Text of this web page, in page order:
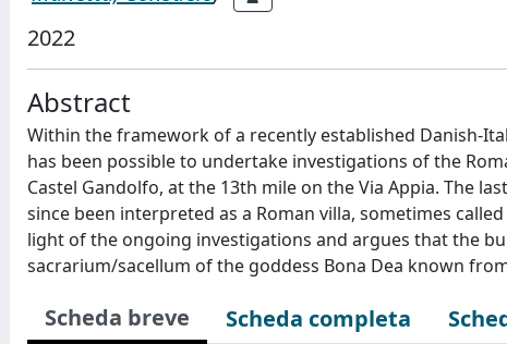
2022
Abstract
Within the framework of a recently established Danish-
has been possible to undertake investigations of the
Castel Gandolfo, at the 13th mile on the Via Appia. The
since been interpreted as a Roman villa, sometimes
light of the ongoing investigations and argues that the
sacrarium/sacellum of the goddess Bona Dea known
Scheda breve Scheda completa